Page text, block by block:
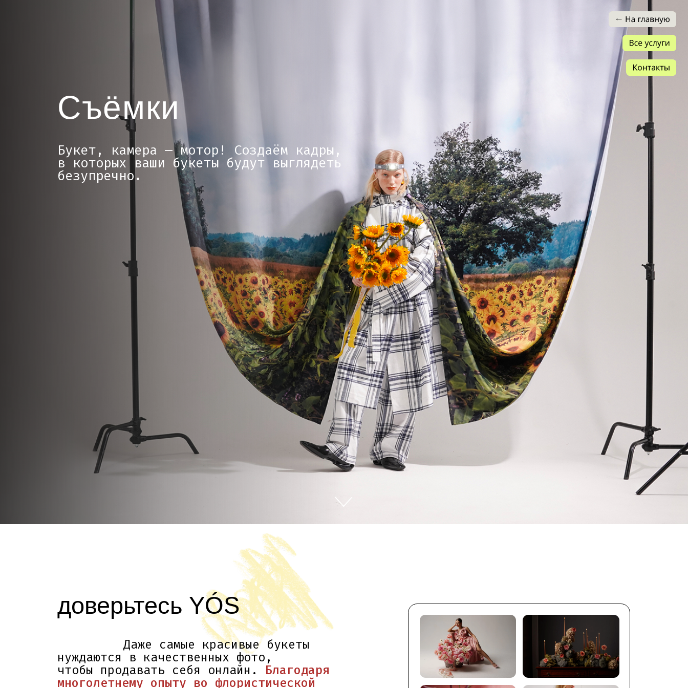
Букет, камера — мотор! Создаём кадры,
в которых ваши букеты будут выглядеть
безупречно.
Съёмки
Даже самые красивые букеты
нуждаются в качественных фото,
чтобы продавать себя онлайн.Благодаря
многолетнему опыту во флористической
фотографии мы точно передаём текстуру,
свежесть и естественные оттенки цветов.
Умеем работать с искусственным светом,
поэтому не зависим от времени
дня и сезона.